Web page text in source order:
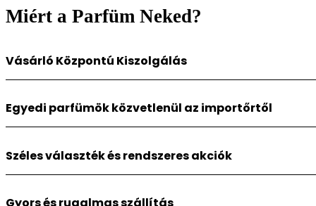
Miért a Parfüm Neked?
Vásárló Központú Kiszolgálás
rendelkezésedre parfümökkel kapcsolatos
Egyedi parfümök közvetlenül az importőrtől
L’affair, Adyan, Cuba, New Brand vagy Star Nature
Széles választék és rendszeres akciók
parfümöt is rendelhetsz!